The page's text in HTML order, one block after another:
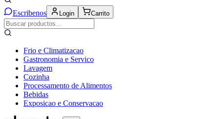
Escribenos Login Carrito
Frio e Climatizacao
Gastronomia e Servico
Lavagem
Cozinha
Processamento de Alimentos
Bebidas
Exposicao e Conservacao